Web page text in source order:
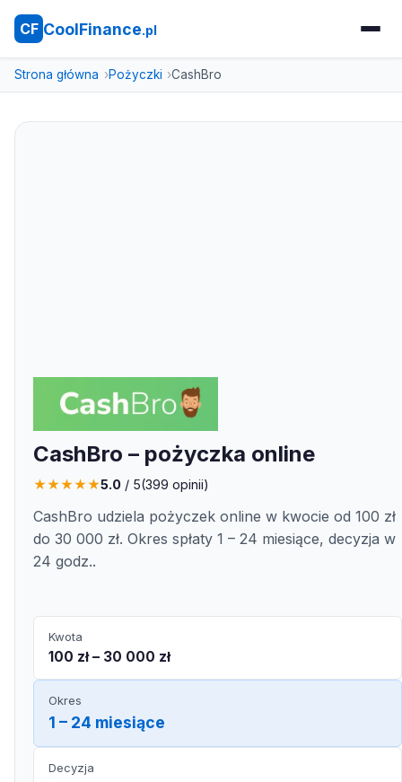
CF CoolFinance.pl
Strona główna Pożyczki CashBro
CashBro – pożyczka online
★★★★★5.0 / 5(399 opinii)
CashBro udziela pożyczek online w kwocie od 100 zł
do 30 000 zł. Okres spłaty 1 – 24 miesiące, decyzja w
24 godz..
Kwota
100 zł – 30 000 zł
Okres
1 – 24 miesiące
Decyzja